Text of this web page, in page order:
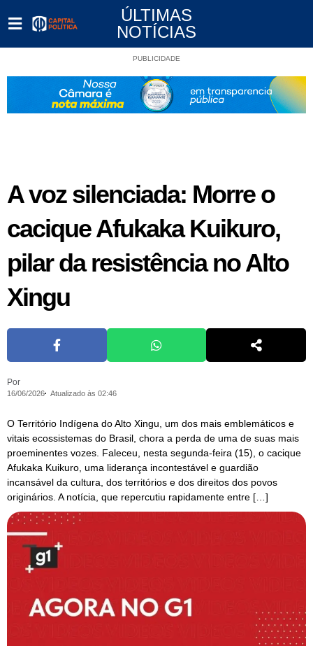
ÚLTIMAS
NOTÍCIAS
PUBLICIDADE
A voz silenciada: Morre o
cacique Afukaka Kuikuro,
pilar da resistência no Alto
Xingu
Por
16/06/2026 Atualizado às 02:46
O Território Indígena do Alto Xingu, um dos mais emblemáticos e
vitais ecossistemas do Brasil, chora a perda de uma de suas mais
proeminentes vozes. Faleceu, nesta segunda-feira (15), o cacique
Afukaka Kuikuro, uma liderança incontestável e guardião
incansável da cultura, dos territórios e dos direitos dos povos
originários. A notícia, que repercutiu rapidamente entre […]